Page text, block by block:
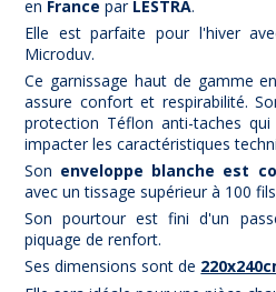
en France par LESTRA.
Elle est parfaite pour l'hiver
Microduv.
Ce garnissage haut de gamme
assure confort et respirabilité.
protection Téflon anti-taches
impacter les caractéristiques
Son enveloppe blanche est
avec un tissage supérieur à 100
Son pourtour est fini d'un
piquage de renfort.
Ses dimensions sont de